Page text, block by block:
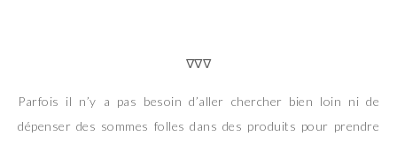
∇∇∇
Parfois il n’y a pas besoin d’aller chercher bien loin ni de
dépenser des sommes folles dans des produits pour prendre